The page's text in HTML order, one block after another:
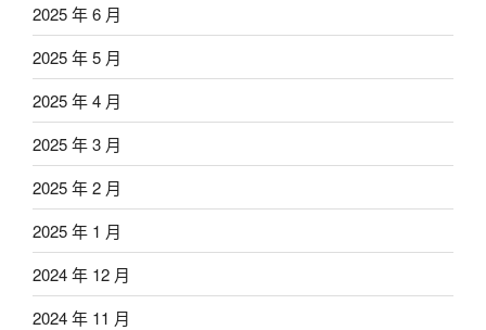
2025 年 6 月
2025 年 5 月
2025 年 4 月
2025 年 3 月
2025 年 2 月
2025 年 1 月
2024 年 12 月
2024 年 11 月